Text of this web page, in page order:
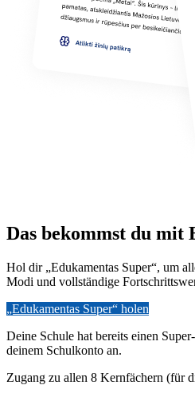
Das bekommst du mit
Hol dir „Edukamentas Super“, um
Modi und vollständige
„Edukamentas Super“ holen
Deine Schule hat bereits einen
deinem Schulkonto an.
Zugang zu allen 8 Kernfächern (für